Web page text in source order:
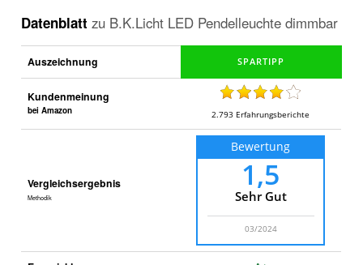
Datenblatt zu B.K.Licht LED Pendelleuchte dimmbar
Auszeichnung
Kundenmeinung
bei Amazon 2.793 Erfahrungsberichte
Vergleichsergebnis
Methodik
Bewertung
1,5
Sehr Gut
03/2024